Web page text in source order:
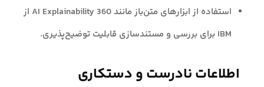
استفاده از ابزارهای متن‌باز مانند AI Explainability 360 از
IBM برای بررسی و مستندسازی قابلیت توضیح‌پذیری.
اطلاعات نادرست و دستکاری